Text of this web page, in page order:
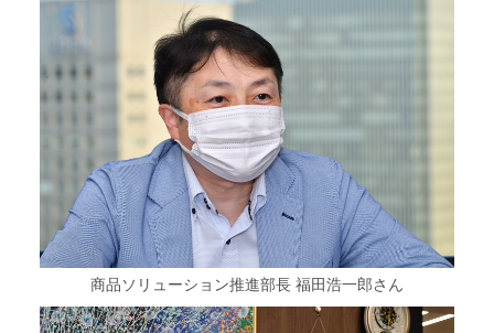
商品ソリューション推進部長 福田浩一郎さん